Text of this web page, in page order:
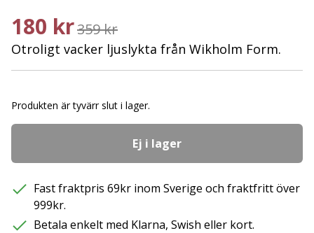
180 kr359 kr
Otroligt vacker ljuslykta från Wikholm Form.
Produkten är tyvärr slut i lager.
Ej i lager
Fast fraktpris 69kr inom Sverige och fraktfritt över
999kr.
Betala enkelt med Klarna, Swish eller kort.